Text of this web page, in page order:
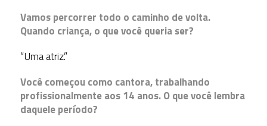
Vamos percorrer todo o caminho de volta.
Quando criança, o que você queria ser?
“Uma atriz.”
Você começou como cantora, trabalhando
profissionalmente aos 14 anos. O que você lembra
daquele período?